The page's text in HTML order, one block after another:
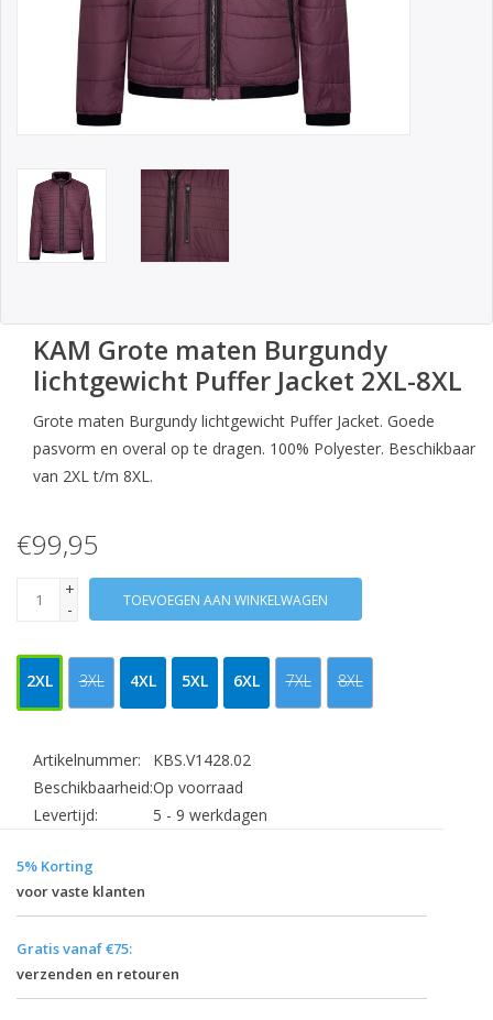
KAM Grote maten Burgundy
lichtgewicht Puffer Jacket 2XL-8XL
Grote maten Burgundy lichtgewicht Puffer Jacket. Goede
pasvorm en overal op te dragen. 100% Polyester. Beschikbaar
van 2XL t/m 8XL.
€99,95
+
-
TOEVOEGEN AAN WINKELWAGEN
2XL 3XL 4XL 5XL 6XL 7XL 8XL
Artikelnummer:
KBS.V1428.02
Beschikbaarheid:Op voorraad
Levertijd:
5 - 9 werkdagen
5% Korting
voor vaste klanten
Gratis vanaf €75:
verzenden en retouren